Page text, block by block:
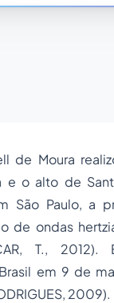
de Moura
e o alto de
São Paulo, a
de ondas
T.,
em 9 de
2009).